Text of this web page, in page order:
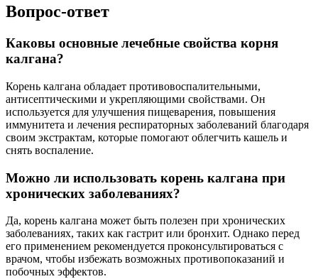
Вопрос-ответ
Каковы основные лечебные свойства корня
калгана?
Корень калгана обладает противовоспалительными,
антисептическими и укрепляющими свойствами. Он
используется для улучшения пищеварения, повышения
иммунитета и лечения респираторных заболеваний благодаря
своим экстрактам, которые помогают облегчить кашель и
снять воспаление.
Можно ли использовать корень калгана при
хронических заболеваниях?
Да, корень калгана может быть полезен при хронических
заболеваниях, таких как гастрит или бронхит. Однако перед
его применением рекомендуется проконсультироваться с
врачом, чтобы избежать возможных противопоказаний и
побочных эффектов.